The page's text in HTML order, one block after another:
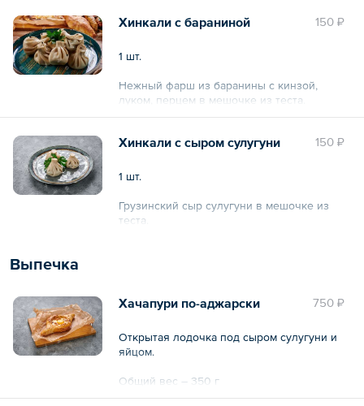
150 ₽
Хинкали с бараниной
1 шт.
Нежный фарш из баранины с кинзой,
луком, перцем в мешочке из теста.
150 ₽
Хинкали с сыром сулугуни
1 шт.
Грузинский сыр сулугуни в мешочке из
теста.
Выпечка
750 ₽
Хачапури по-аджарски
Открытая лодочка под сыром сулугуни и
яйцом.
Общий вес – 350 г